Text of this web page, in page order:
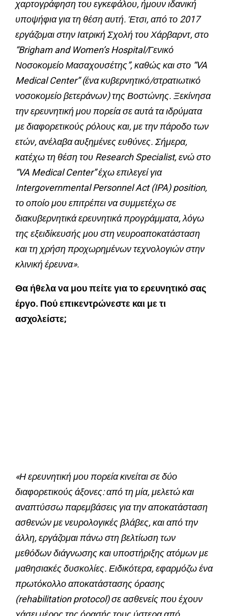
χαρτογράφηση του εγκεφάλου, ήμουν ιδανική
υποψήφια για τη θέση αυτή. Έτσι, από το 2017
εργάζομαι στην Ιατρική Σχολή του Χάρβαρντ, στο
“Brigham and Women’s Hospital/Γενικό
Νοσοκομείο Μασαχουσέτης”, καθώς και στο “VA
Medical Center” (ένα κυβερνητικό/στρατιωτικό
νοσοκομείο βετεράνων) της Βοστώνης. Ξεκίνησα
την ερευνητική μου πορεία σε αυτά τα ιδρύματα
με διαφορετικούς ρόλους και, με την πάροδο των
ετών, ανέλαβα αυξημένες ευθύνες. Σήμερα,
κατέχω τη θέση του Research Specialist, ενώ στο
“VA Medical Center” έχω επιλεγεί για
Intergovernmental Personnel Act (IPA) position,
το οποίο μου επιτρέπει να συμμετέχω σε
διακυβερνητικά ερευνητικά προγράμματα, λόγω
της εξειδίκευσής μου στη νευροαποκατάσταση
και τη χρήση προχωρημένων τεχνολογιών στην
κλινική έρευνα».
Θα ήθελα να μου πείτε για το ερευνητικό σας
έργο. Πού επικεντρώνεστε και με τι
ασχολείστε;
«Η ερευνητική μου πορεία κινείται σε δύο
διαφορετικούς άξονες: από τη μία, μελετώ και
αναπτύσσω παρεμβάσεις για την αποκατάσταση
ασθενών με νευρολογικές βλάβες, και από την
άλλη, εργάζομαι πάνω στη βελτίωση των
μεθόδων διάγνωσης και υποστήριξης ατόμων με
μαθησιακές δυσκολίες. Ειδικότερα, εφαρμόζω ένα
πρωτόκολλο αποκατάστασης όρασης
(rehabilitation protocol) σε ασθενείς που έχουν